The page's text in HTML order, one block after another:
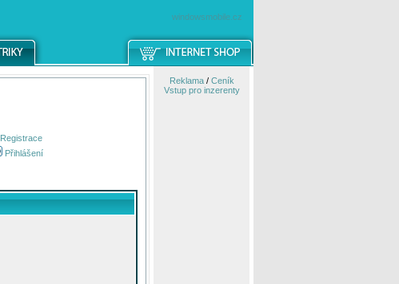
windowsmobile.cz
Registrace
Přihlášení
Reklama/ Ceník
Vstup pro inzerenty